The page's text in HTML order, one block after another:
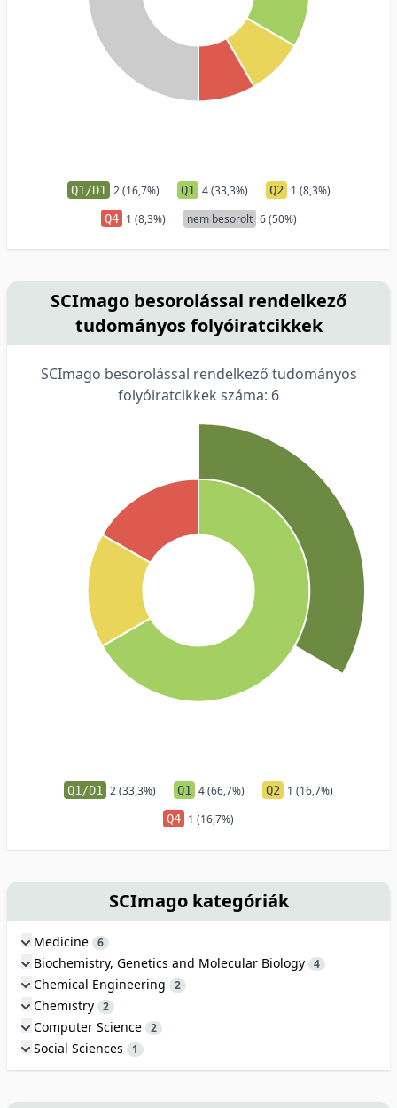
Q1/D1 2 (16,7%) Q1 4 (33,3%) Q2 1 (8,3%)
Q4 1 (8,3%) nem besorolt 6 (50%)
SCImago besorolással rendelkező
tudományos folyóiratcikkek
SCImago besorolással rendelkező tudományos
folyóiratcikkek száma: 6
Q1/D1 2 (33,3%) Q1 4 (66,7%) Q2 1 (16,7%)
Q4 1 (16,7%)
SCImago kategóriák
Medicine 6
Biochemistry, Genetics and Molecular Biology 4
Chemical Engineering 2
Chemistry 2
Computer Science 2
Social Sciences 1